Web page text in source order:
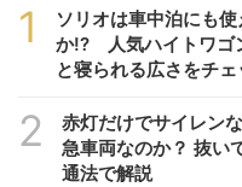
1
ソリオは車中泊にも
か!? 人気ハイトワゴ
と寝られる広さをチ
2
赤灯だけでサイレン
急車両なのか？ 抜い
通法で解説